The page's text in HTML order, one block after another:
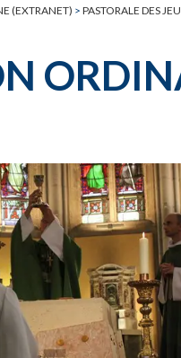
(EXTRANET) > PASTORALE DES